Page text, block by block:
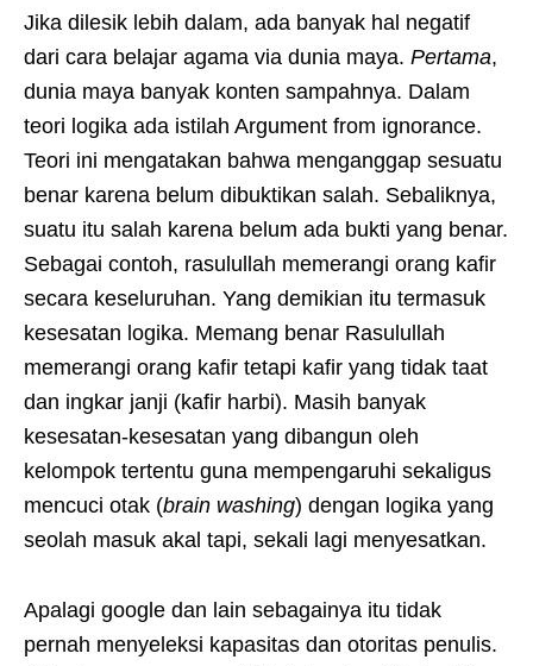
Jika dilesik lebih dalam, ada banyak hal negatif
dari cara belajar agama via dunia maya. Pertama,
dunia maya banyak konten sampahnya. Dalam
teori logika ada istilah Argument from ignorance.
Teori ini mengatakan bahwa menganggap sesuatu
benar karena belum dibuktikan salah. Sebaliknya,
suatu itu salah karena belum ada bukti yang benar.
Sebagai contoh, rasulullah memerangi orang kafir
secara keseluruhan. Yang demikian itu termasuk
kesesatan logika. Memang benar Rasulullah
memerangi orang kafir tetapi kafir yang tidak taat
dan ingkar janji (kafir harbi). Masih banyak
kesesatan-kesesatan yang dibangun oleh
kelompok tertentu guna mempengaruhi sekaligus
mencuci otak (brain washing) dengan logika yang
seolah masuk akal tapi, sekali lagi menyesatkan.
Apalagi google dan lain sebagainya itu tidak
pernah menyeleksi kapasitas dan otoritas penulis.